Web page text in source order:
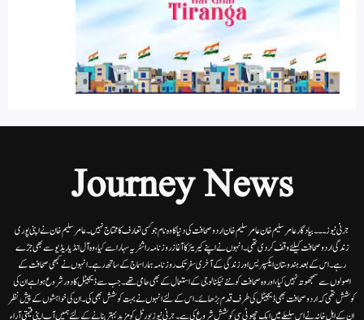
Journey News
جرنی نیوز۔۔۔بیاد گار عامر سلیم خان عامر سلیم خان اردوصحافت کی دنیا کاوہ نام جو کسی تعارف کا محتاج نہیں۔عامرسلیم خان نے اپنی پوری
زندگی اردوصحافت کیلئے وقف کردی تھی۔انہوں نے اپنے کیریئر کا آغاز روزنامہ راشٹریہ سہارا سے کیا،وہ آل انڈیا ریڈیوسے بھی جڑے
رہے۔ اس کے بعد ہندوستان ایکسپریس اور زندگی کے آخری سفر تک روزنامہ ہمارا سماج کے ساتھ رہے۔ انہوں نے کبھی صحافت کے
اصولوں سے سمجھوتہ نہیں کیا، اور وہ صحافت کو نئے ٹیکنالوجی کے استعمال کے بھی حامی تھے۔ جب سے ڈیجیٹل کا دور شروع ہوا ہے ان کی
کوشش تھی کہ اردو صحافت بھی ڈیجیٹل کی طرف قدم بڑھائے۔ اس کے لئے انہوں نے بہت کوشش بھی کی۔ ان کی خواہشوں کے پیش نظر
ان کے اہل خانہ نے اس سلسلے میں ایک چھوٹی سی کوشش شروع کی ہے۔جرنی نیوز پورٹل کو مزید بہتر بنانے کے لئے ہمیں آپ اپنی قیمتی آراء